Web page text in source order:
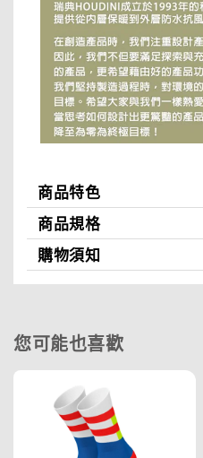
商品特色
商品規格
購物須知
您可能也喜歡